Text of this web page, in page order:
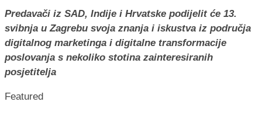
Predavači iz SAD, Indije i Hrvatske podijelit će 13.
svibnja u Zagrebu svoja znanja i iskustva iz područja
digitalnog marketinga i digitalne transformacije
poslovanja s nekoliko stotina zainteresiranih
posjetitelja
Featured